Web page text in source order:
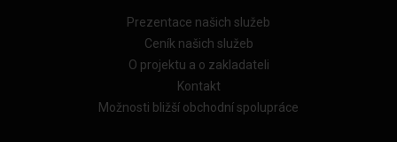
Prezentace našich služeb
Ceník našich služeb
O projektu a o zakladateli
Kontakt
Možnosti bližší obchodní spolupráce